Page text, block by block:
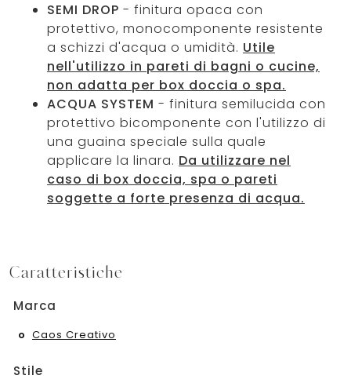
SEMI DROP - finitura opaca con
protettivo, monocomponente resistente
a schizzi d'acqua o umidità. Utile
nell'utilizzo in pareti di bagni o cucine,
non adatta per box doccia o spa.
ACQUA SYSTEM - finitura semilucida con
protettivo bicomponente con l'utilizzo di
una guaina speciale sulla quale
applicare la linara. Da utilizzare nel
caso di box doccia, spa o pareti
soggette a forte presenza di acqua.
Caratteristiche
Marca
Caos Creativo
Stile